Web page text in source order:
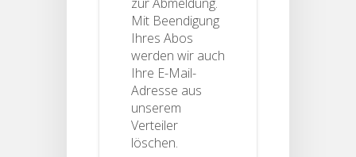
Mit Beendigung
Ihres Abos
werden wir auch
Ihre E-Mail-
Adresse aus
unserem
Verteiler
löschen.